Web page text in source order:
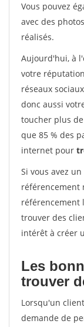
Vous pouvez
avec des
réalisés.
Aujourd'hui, à
votre
réseaux
donc aussi
toucher plus
que 85 % des
internet pour
Si vous avez
référencement
référencement
trouver des
intérêt à créer
Les
trouver
Lorsqu'un
demande de